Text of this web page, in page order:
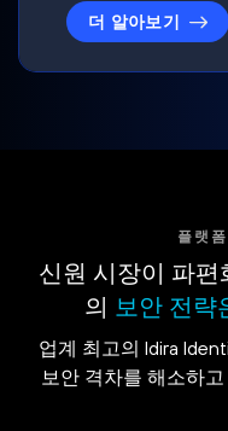
더 알아보기
플랫
신원 시장이 파편
의 보안 전략
업계 최고의 Idira
보안 격차를 해소하